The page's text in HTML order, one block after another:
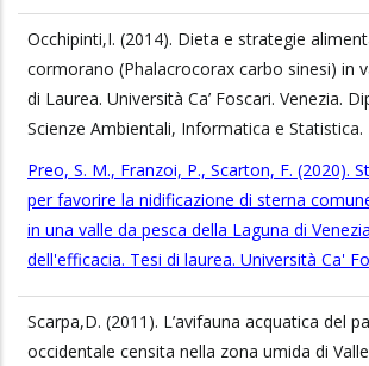
Occhipinti,I. (2014). Dieta e strategie
cormorano (Phalacrocorax carbo sinesi) in
di Laurea. Università Ca’ Foscari. Venezia.
Scienze Ambientali, Informatica e Statistica.
Preo, S. M., Franzoi, P., Scarton, F. (2020).
per favorire la nidificazione di sterna
in una valle da pesca della Laguna di
dell'efficacia. Tesi di laurea. Università Ca'
Scarpa,D. (2011). L’avifauna acquatica del
occidentale censita nella zona umida di